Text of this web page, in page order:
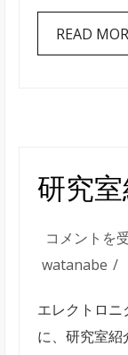
て
い
し
た
READ
研究
研
究
紹
介
コメントを
watanabe
エレクトロ
に、研究室紹